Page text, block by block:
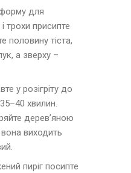
для
трохи присипте
половину тіста,
а зверху –
у розігріту до
хвилин.
дерев’яною
виходить
пиріг посипте